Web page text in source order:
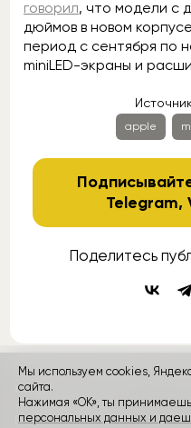
говорил, что модели с
дюймов в новом
период с сентября по
miniLED-экраны и
apple
Telegram,
Поделитесь
контакты
Rozetked © 2026
Мы используем cookies,
сайта.
Нажимая «ОК», ты принимаешь
персональных данных и